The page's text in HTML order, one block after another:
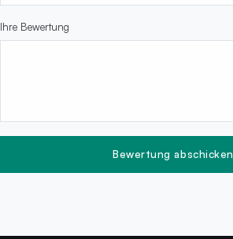
Ihre Bewertung
Bewertung abschicken